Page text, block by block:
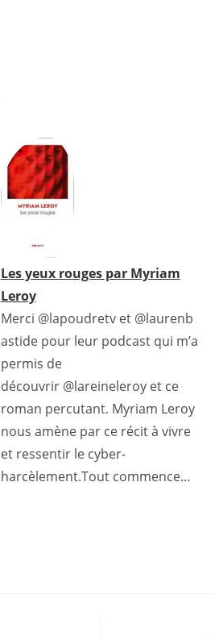
Les yeux rouges par Myriam
Leroy
Merci @lapoudretv et @laurenb
astide pour leur podcast qui m’a
permis de
découvrir @lareineleroy et ce
roman percutant. Myriam Leroy
nous amène par ce récit à vivre
et ressentir le cyber-
harcèlement.Tout commence…